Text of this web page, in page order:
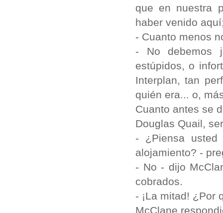
que en nuestra
haber venido
- Cuanto menos
- No debemos
estúpidos, o
Interplan, tan
quién era... o,
Cuanto antes se
Douglas Quail,
- ¿Piensa
alojamiento? -
- No - dijo
cobrados.
- ¡La mitad! ¿Por
McClane